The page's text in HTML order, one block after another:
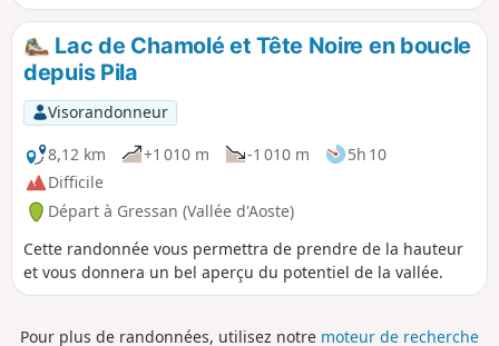
Lac de Chamolé et Tête Noire en boucle
depuis Pila
Visorandonneur
8,12 km
+1 010 m -1 010 m
5h 10
Difficile
Départ à Gressan (Vallée d'Aoste)
Cette randonnée vous permettra de prendre de la hauteur
et vous donnera un bel aperçu du potentiel de la vallée.
Pour plus de randonnées, utilisez notre moteur de recherche